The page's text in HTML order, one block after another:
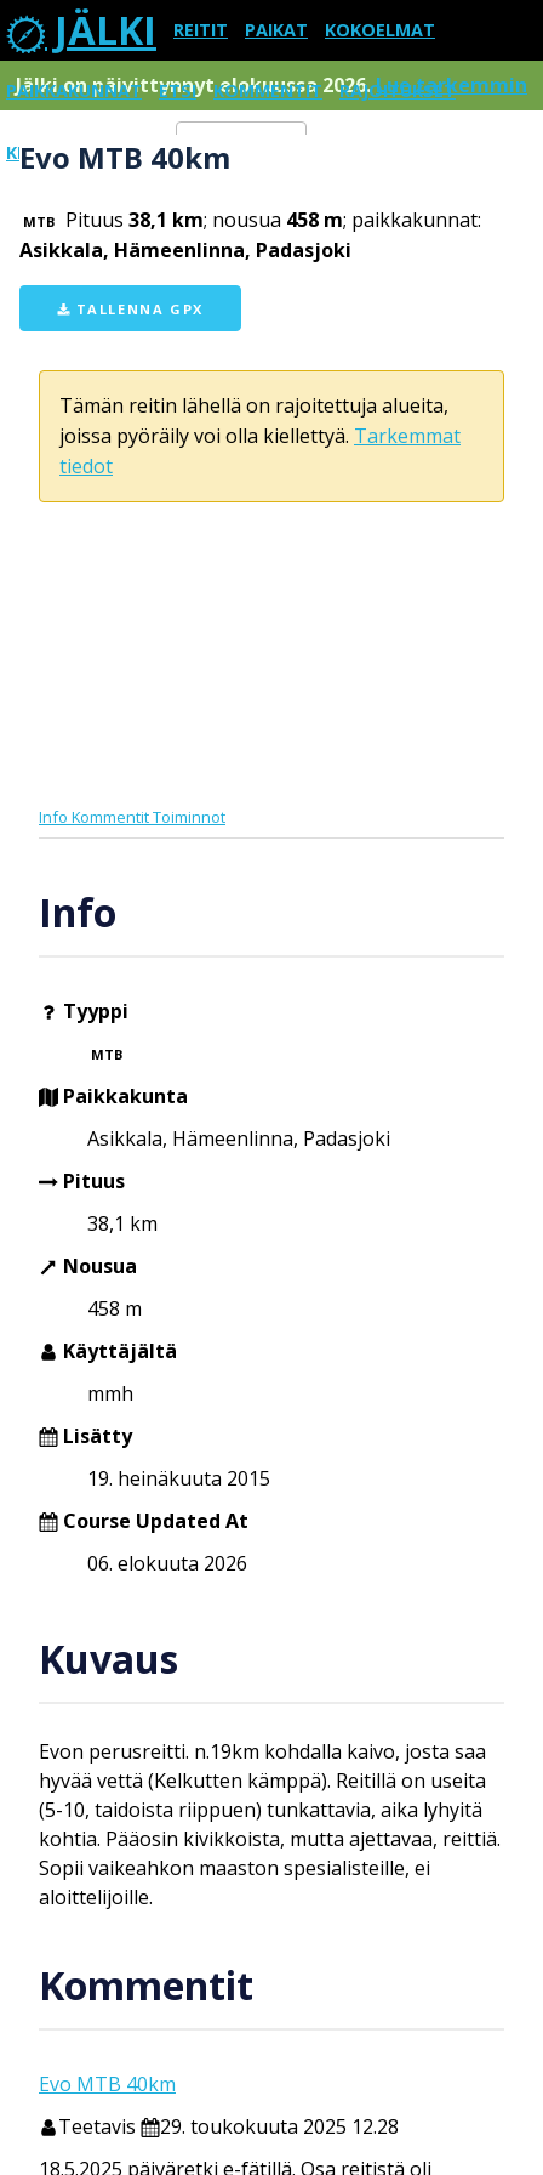
JÄLKI REITIT PAIKAT KOKOELMAT
PAIKKAKUNNAT ETSI KOMMENTIT RAJOITUKSET
KIRJAUDU SISÄÄN Menu
Jälki on päivittynnyt elokuussa 2026.Lue tarkemmin
Evo MTB 40km
MTB Pituus 38,1 km; nousua 458 m; paikkakunnat:
Asikkala, Hämeenlinna, Padasjoki
TALLENNA GPX
Tämän reitin lähellä on rajoitettuja alueita,
joissa pyöräily voi olla kiellettyä. Tarkemmat
tiedot
Info KommentitToiminnot
Info
Tyyppi
MTB
Paikkakunta
Asikkala, Hämeenlinna, Padasjoki
Pituus
38,1 km
Nousua
458 m
Käyttäjältä
mmh
Lisätty
19. heinäkuuta 2015
Course Updated At
06. elokuuta 2026
Kuvaus
Evon perusreitti. n.19km kohdalla kaivo, josta saa
hyvää vettä (Kelkutten kämppä). Reitillä on useita
(5-10, taidoista riippuen) tunkattavia, aika lyhyitä
kohtia. Pääosin kivikkoista, mutta ajettavaa, reittiä.
Sopii vaikeahkon maaston spesialisteille, ei
aloittelijoille.
Kommentit
Evo MTB 40km
Teetavis
29. toukokuuta 2025 12.28
18.5.2025 päiväretki e-fätillä. Osa reitistä oli